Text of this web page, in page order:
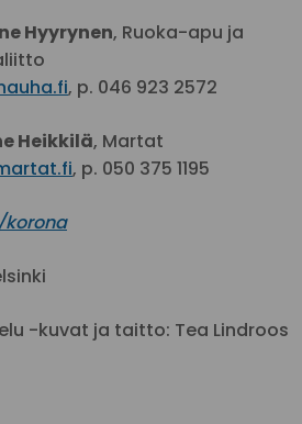
Hyyrynen, Ruoka-apu ja
, p. 046 923 2572
Heikkilä, Martat
, p. 050 375 1195
-kuvat ja taitto: Tea Lindroos